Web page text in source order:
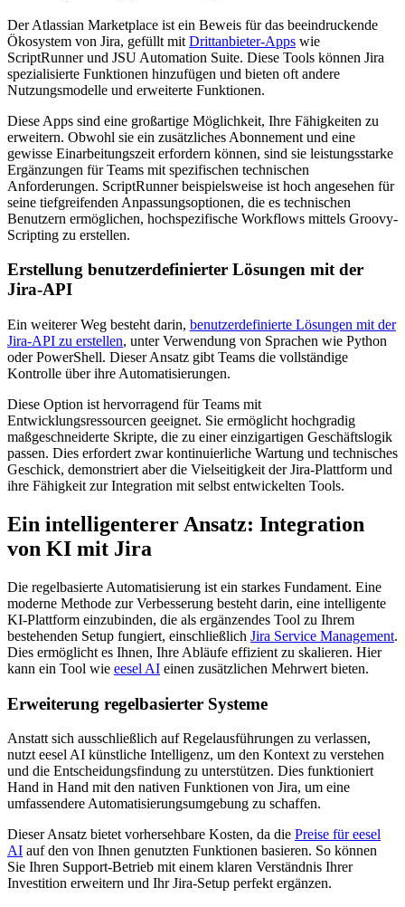
Der Atlassian Marketplace ist ein Beweis für das beeindruckende
Ökosystem von Jira, gefüllt mit Drittanbieter-Apps wie
ScriptRunner und JSU Automation Suite. Diese Tools können Jira
spezialisierte Funktionen hinzufügen und bieten oft andere
Nutzungsmodelle und erweiterte Funktionen.
Diese Apps sind eine großartige Möglichkeit, Ihre Fähigkeiten zu
erweitern. Obwohl sie ein zusätzliches Abonnement und eine
gewisse Einarbeitungszeit erfordern können, sind sie leistungsstarke
Ergänzungen für Teams mit spezifischen technischen
Anforderungen. ScriptRunner beispielsweise ist hoch angesehen für
seine tiefgreifenden Anpassungsoptionen, die es technischen
Benutzern ermöglichen, hochspezifische Workflows mittels Groovy-
Scripting zu erstellen.
Erstellung benutzerdefinierter Lösungen mit der
Jira-API
Ein weiterer Weg besteht darin, benutzerdefinierte Lösungen mit der
Jira-API zu erstellen, unter Verwendung von Sprachen wie Python
oder PowerShell. Dieser Ansatz gibt Teams die vollständige
Kontrolle über ihre Automatisierungen.
Diese Option ist hervorragend für Teams mit
Entwicklungsressourcen geeignet. Sie ermöglicht hochgradig
maßgeschneiderte Skripte, die zu einer einzigartigen Geschäftslogik
passen. Dies erfordert zwar kontinuierliche Wartung und technisches
Geschick, demonstriert aber die Vielseitigkeit der Jira-Plattform und
ihre Fähigkeit zur Integration mit selbst entwickelten Tools.
Ein intelligenterer Ansatz: Integration
von KI mit Jira
Die regelbasierte Automatisierung ist ein starkes Fundament. Eine
moderne Methode zur Verbesserung besteht darin, eine intelligente
KI-Plattform einzubinden, die als ergänzendes Tool zu Ihrem
bestehenden Setup fungiert, einschließlich Jira Service Management.
Dies ermöglicht es Ihnen, Ihre Abläufe effizient zu skalieren. Hier
kann ein Tool wie eesel AI einen zusätzlichen Mehrwert bieten.
Erweiterung regelbasierter Systeme
Anstatt sich ausschließlich auf Regelausführungen zu verlassen,
nutzt eesel AI künstliche Intelligenz, um den Kontext zu verstehen
und die Entscheidungsfindung zu unterstützen. Dies funktioniert
Hand in Hand mit den nativen Funktionen von Jira, um eine
umfassendere Automatisierungsumgebung zu schaffen.
Dieser Ansatz bietet vorhersehbare Kosten, da die Preise für eesel
AI auf den von Ihnen genutzten Funktionen basieren. So können
Sie Ihren Support-Betrieb mit einem klaren Verständnis Ihrer
Investition erweitern und Ihr Jira-Setup perfekt ergänzen.